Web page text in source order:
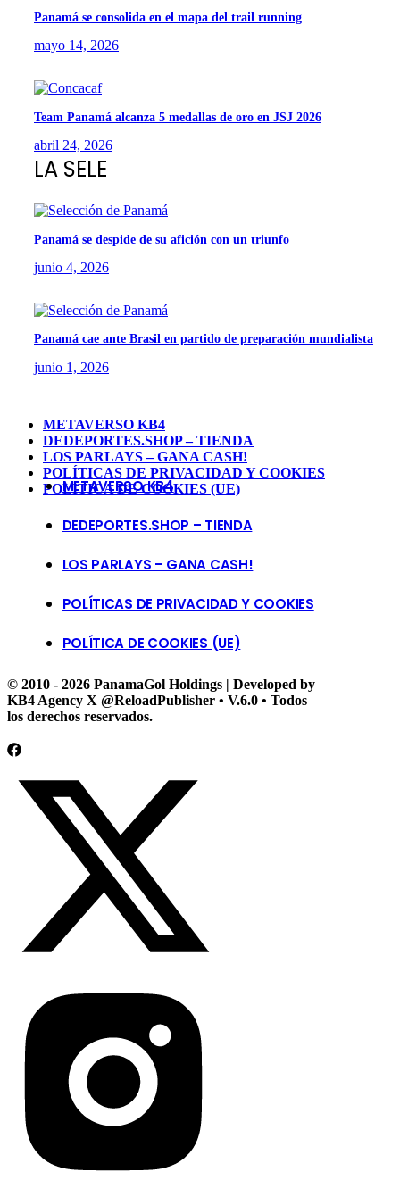
Panamá se consolida en el mapa del trail running
mayo 14, 2026
Team Panamá alcanza 5 medallas de oro en JSJ 2026
abril 24, 2026
LA SELE
Panamá se despide de su afición con un triunfo
junio 4, 2026
Panamá cae ante Brasil en partido de preparación mundialista
junio 1, 2026
METAVERSO KB4
DEDEPORTES.SHOP – TIENDA
LOS PARLAYS – GANA CASH!
POLÍTICAS DE PRIVACIDAD Y COOKIES
POLÍTICA DE COOKIES (UE)
METAVERSO KB4
DEDEPORTES.SHOP – TIENDA
LOS PARLAYS – GANA CASH!
POLÍTICAS DE PRIVACIDAD Y COOKIES
POLÍTICA DE COOKIES (UE)
© 2010 - 2026 PanamaGol Holdings | Developed by
KB4 Agency X @ReloadPublisher • V.6.0 • Todos
los derechos reservados.